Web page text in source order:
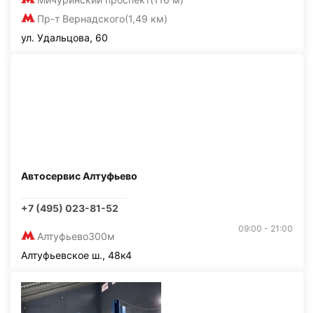
Пр-т Вернадского(1,49 км)
ул. Удальцова, 60
Автосервис Алтуфьево
+7 (495) 023-81-52
Алтуфьево300м
09:00 - 21:00
Алтуфьевское ш., 48к4